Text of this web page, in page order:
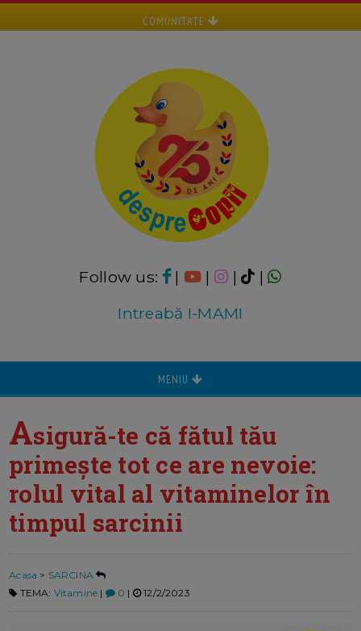
COMUNITATE
Follow us: | | |
|
Intreabă I-MAMI
MENIU
Asigură-te că fătul tău
primește tot ce are nevoie:
rolul vital al vitaminelor în
timpul sarcinii
Acasa > SARCINA
TEMA: Vitamine | 0 | 12/2/2023